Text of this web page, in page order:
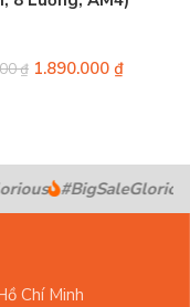
₫ 1.890.000 ₫
#BigSaleGlorious
Chí Minh